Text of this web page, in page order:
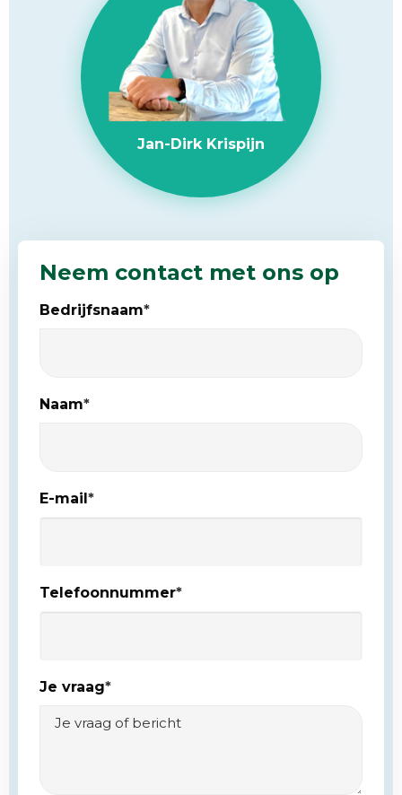
Jan-Dirk Krispijn
Neem contact met ons op
Bedrijfsnaam*
Naam*
E-mail*
Telefoonnummer*
Je vraag*